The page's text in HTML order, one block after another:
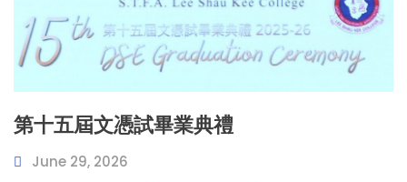
第十五屆文憑試畢業典禮
June 29, 2026